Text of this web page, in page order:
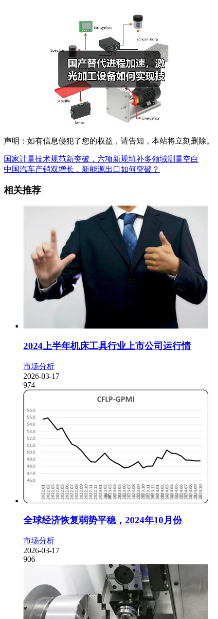
声明：如有信息侵犯了您的权益，请告知，本站将立刻删除。
国家计量技术规范新突破，六项新规填补多领域测量空白
中国汽车产销双增长，新能源出口如何突破？
相关推荐
2024上半年机床工具行业上市公司运行情
市场分析
2026-03-17
974
全球经济恢复弱势平稳，2024年10月份
市场分析
2026-03-17
906